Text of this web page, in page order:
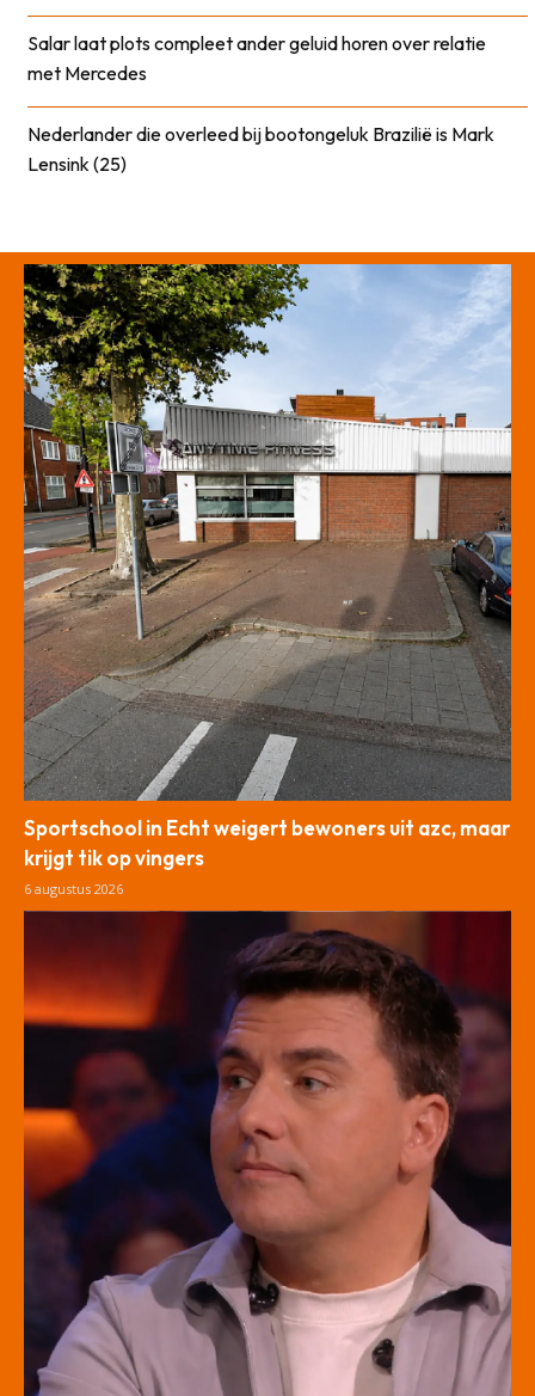
Salar laat plots compleet ander geluid horen over relatie
met Mercedes
Nederlander die overleed bij bootongeluk Brazilië is Mark
Lensink (25)
Sportschool in Echt weigert bewoners uit azc, maar
krijgt tik op vingers
6 augustus 2026